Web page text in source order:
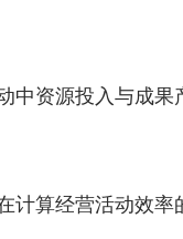
源投入与成果
经营活动效率